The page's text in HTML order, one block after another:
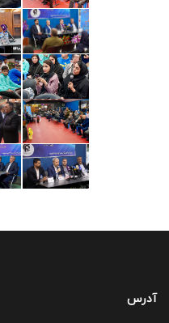
آدرس